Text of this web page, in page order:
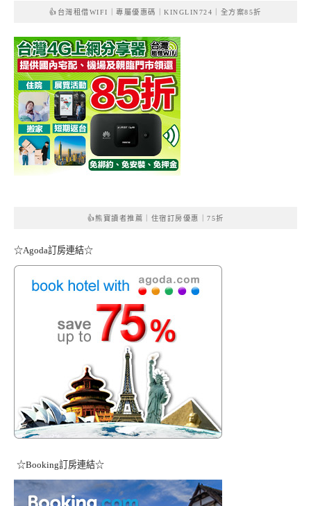
👍台灣租借WIFI｜專屬優惠碼｜KINGLIN724｜全方案85折
👍熊寶讀者推薦｜住宿訂房優惠｜75折
☆Agoda訂房連結☆
☆Booking訂房連結☆